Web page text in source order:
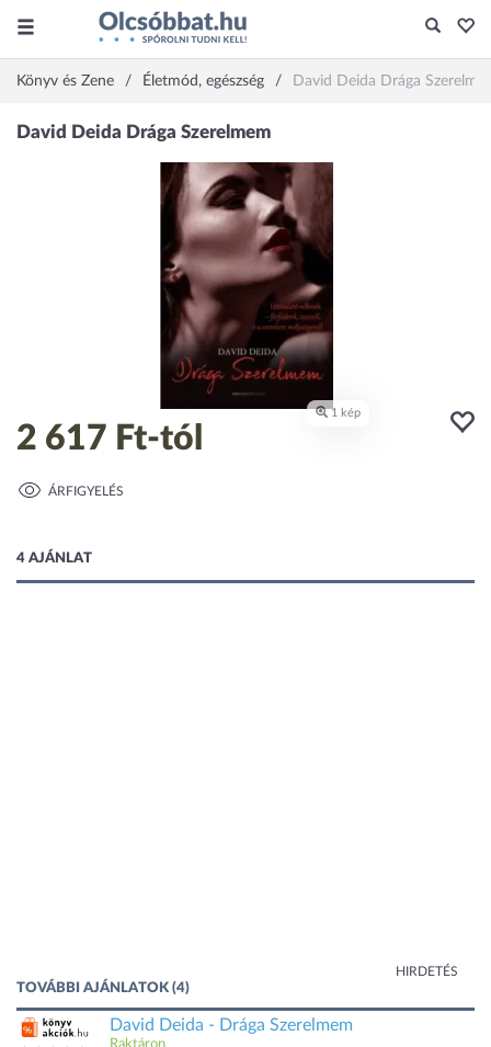
Könyv és Zene Életmód, egészség David Deida Drága
2 617 Ft-tól
ÁRFIGYELÉS
4 AJÁNLAT
HIRDETÉS
TOVÁBBI AJÁNLATOK (4)
David Deida - Drága Szerelmem